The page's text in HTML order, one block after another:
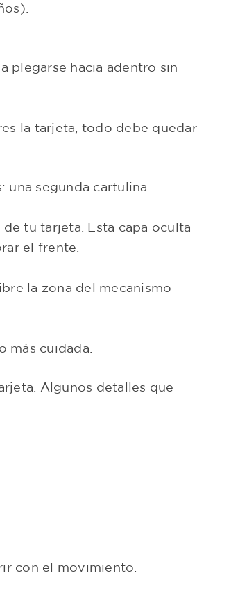
plegarse hacia adentro sin
la tarjeta, todo debe quedar
segunda cartulina.
tu tarjeta. Esta capa oculta
el frente.
la zona del mecanismo
más cuidada.
Algunos detalles que
con el movimiento.